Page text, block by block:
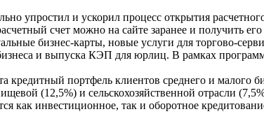
упростил и ускорил процесс открытия
счет можно на сайте заранее и получить
бизнес-карты, новые услуги для торгово-
и выпуска КЭП для юрлиц. В рамках
кредитный портфель клиентов среднего и
(12,5%) и сельскохозяйственной отрасли
как инвестиционное, так и оборотное